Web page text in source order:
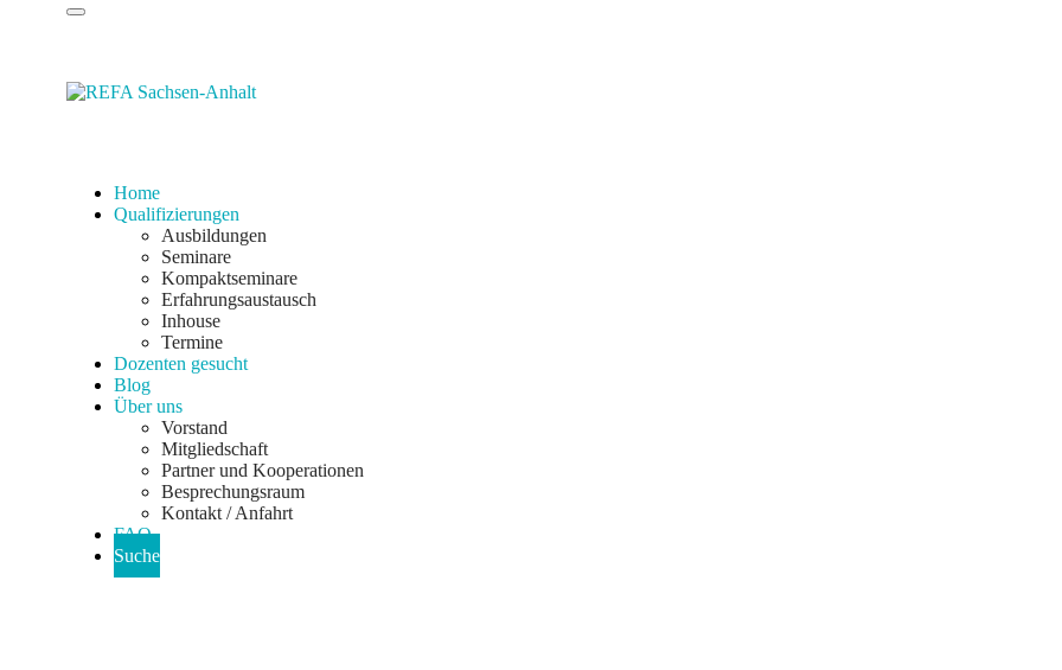
Home
Qualifizierungen
Ausbildungen
Seminare
Kompaktseminare
Erfahrungsaustausch
Inhouse
Termine
Dozenten gesucht
Blog
Über uns
Vorstand
Mitgliedschaft
Partner und Kooperationen
Besprechungsraum
Kontakt / Anfahrt
FAQ
Suche